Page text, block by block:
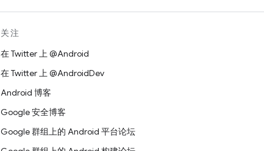
关注
在 Twitter 上 @Android
在 Twitter 上 @AndroidDev
Android 博客
Google 安全博客
Google 群组上的 Android 平台论坛